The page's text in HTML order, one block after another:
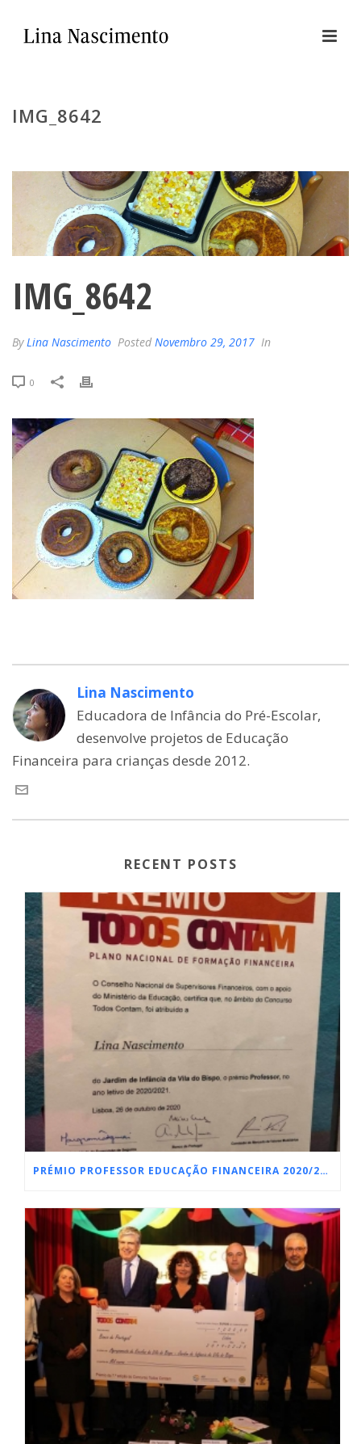
IMG_8642
IMG_8642
By Lina Nascimento Posted Novembro 29, 2017 In
0
Lina Nascimento
Educadora de Infância do Pré-Escolar,
desenvolve projetos de Educação
Financeira para crianças desde 2012.
RECENT POSTS
PRÉMIO PROFESSOR EDUCAÇÃO FINANCEIRA 2020/2021